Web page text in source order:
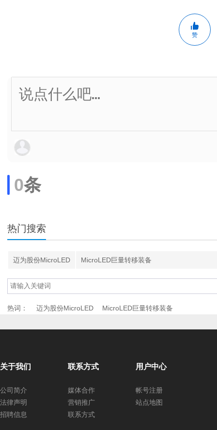
赞
0条
热门搜索
迈为股份MicroLED MicroLED巨量转移装备
热词： 迈为股份MicroLED MicroLED巨量转移装备
关于我们
公司简介
法律声明
招聘信息
联系方式
媒体合作
营销推广
联系方式
用户中心
帐号注册
站点地图